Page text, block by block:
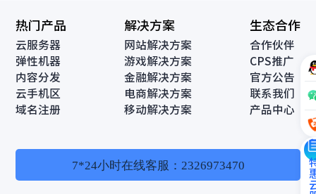
热门产品
云服务器
弹性机器
内容分发
云手机区
域名注册
解决方案
网站解决方案
游戏解决方案
金融解决方案
电商解决方案
移动解决方案
生态合作
合作伙伴
CPS推广
官方公告
联系我们
产品中心
7*24小时在线客服：2326973470